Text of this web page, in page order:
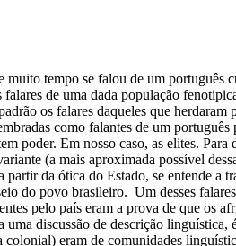
muito tempo se falou de um português
falares de uma dada população
os falares daqueles que
como falantes de um
poder. Em nosso caso, as elites.
(a mais aproximada possível
da ótica do Estado, se entende a
do povo brasileiro. Um desses
pelo país eram a prova de que os
uma discussão de descrição
colonial) eram de comunidades